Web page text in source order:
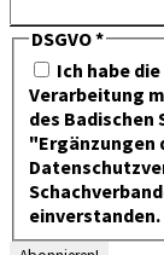
DSGVO*
Ich habe
Verarbeitung
des Badischen
"Ergänzungen
einverstanden.